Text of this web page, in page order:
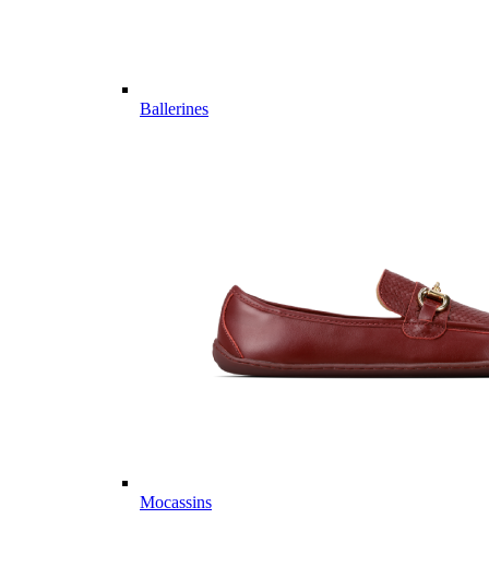
Ballerines
Mocassins